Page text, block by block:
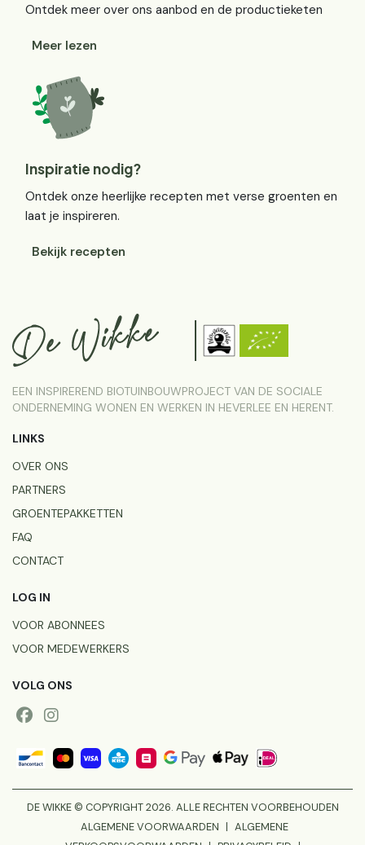
Ontdek meer over ons aanbod en de productieketen
Meer lezen
Inspiratie nodig?
Ontdek onze heerlijke recepten met verse groenten en
laat je inspireren.
Bekijk recepten
EEN INSPIREREND BIOTUINBOUWPROJECT VAN DE SOCIALE
ONDERNEMING WONEN EN WERKEN IN HEVERLEE EN HERENT.
LINKS
OVER ONS
PARTNERS
GROENTEPAKKETTEN
FAQ
CONTACT
LOG IN
VOOR ABONNEES
VOOR MEDEWERKERS
VOLG ONS
DE WIKKE © COPYRIGHT 2026. ALLE RECHTEN VOORBEHOUDEN
ALGEMENE VOORWAARDEN | ALGEMENE